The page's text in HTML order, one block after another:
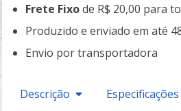
Frete Fixode R$ 20,00 para
Produzido e enviado em até
Envio por transportadora
Descrição Especificações